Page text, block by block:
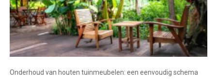
Onderhoud van houten tuinmeubelen: een eenvoudig schema